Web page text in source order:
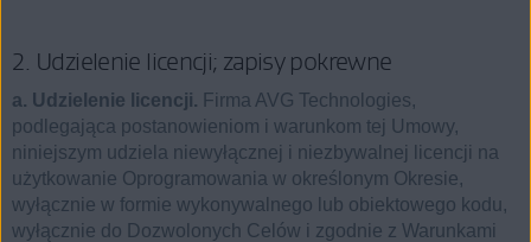
2. Udzielenie licencji; zapisy pokrewne
a. Udzielenie licencji. Firma AVG Technologies,
podlegająca postanowieniom i warunkom tej Umowy,
niniejszym udziela niewyłącznej i niezbywalnej licencji na
użytkowanie Oprogramowania w określonym Okresie,
wyłącznie w formie wykonywalnego lub obiektowego kodu,
wyłącznie do Dozwolonych Celów i zgodnie z Warunkami